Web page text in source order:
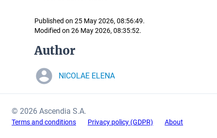
Published on 25 May 2026, 08:56:49.
Modified on 26 May 2026, 08:35:52.
Author
NICOLAE ELENA
© 2026 Ascendia S.A.
Terms and conditions Privacy policy (GDPR) About